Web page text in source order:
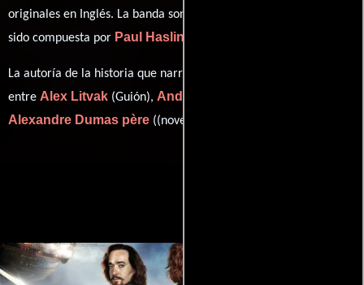
originales en Inglés. La banda sonora para esta producción ha
sido compuesta por Paul Haslinger
La autoría de la historia que narra esta obra está compartida
entre Alex Litvak (Guión), Andrew Davies
Alexandre Dumas père ((novel) (as Alexandre Dumas)).